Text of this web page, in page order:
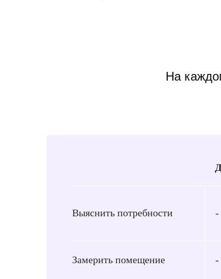
На
Выяснить потребности -
Замерить помещение -